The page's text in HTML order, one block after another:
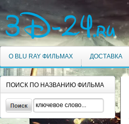
О BLU RAY ФИЛЬМАХ ДОСТАВКА
ПОИСК ПО НАЗВАНИЮ ФИЛЬМА